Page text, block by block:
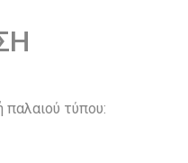
παλαιού τύπου: